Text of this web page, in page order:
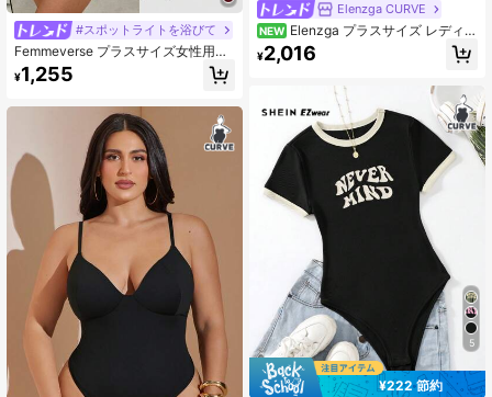
#スポットライトを浴びて
Femmeverse プラスサイズ女性用フ
ロック レース 長袖ボディスーツ、セ
クシーなフィット感
¥1,255
Elenzga CURVE
NEW Elenzga プラスサイズ レディー
ス エレガント スパゲッティストラッ
プ プリント柄 ジャンプスーツ バケ
¥2,016
5
¥222 節約